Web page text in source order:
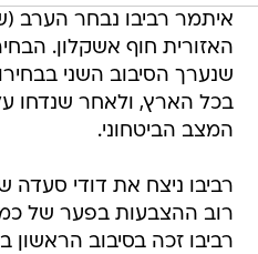
איתמר רביבו נבחר הערב
האזורית חוף אשקלון.
שנערך הסיבוב השני
בכל הארץ, ולאחר שנדחו
המצב הביטחוני.
רביבו ניצח את דודי סעדה
רוב ההצבעות בפער של